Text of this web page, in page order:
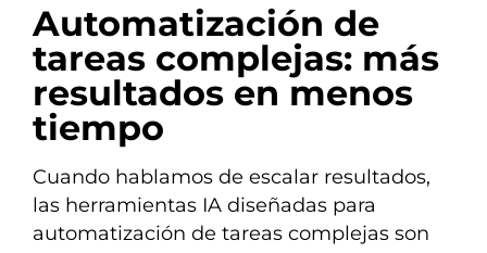
Automatización de
tareas complejas: más
resultados en menos
tiempo
Cuando hablamos de escalar resultados,
las herramientas IA diseñadas para
automatización de tareas complejas son